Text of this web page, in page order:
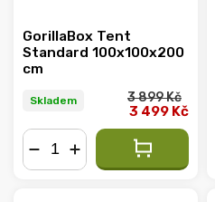
GorillaBox Tent
Standard 100x100x200
cm
Skladem 3 899 Kč
3 499 Kč